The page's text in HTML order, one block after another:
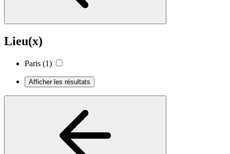
Lieu(x)
Paris (1)
Afficher les résultats